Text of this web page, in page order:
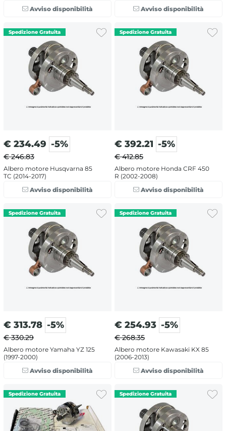
Avviso disponibilità
Avviso disponibilità
€ 234.49 -5%
€ 246.83
Albero motore Husqvarna 85
TC (2014-2017)
Avviso disponibilità
€ 392.21 -5%
€ 412.85
Albero motore Honda CRF 450
R (2002-2008)
Avviso disponibilità
€ 313.78 -5%
€ 330.29
Albero motore Yamaha YZ 125
(1997-2000)
Avviso disponibilità
€ 254.93 -5%
€ 268.35
Albero motore Kawasaki KX 85
(2006-2013)
Avviso disponibilità